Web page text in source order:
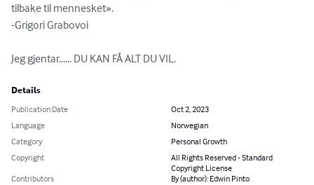
tilbake til mennesket».
-Grigori Grabovoi
Jeg gjentar...... DU KAN FÅ ALT DU VIL.
Details
Publication Date
Oct 2, 2023
Language
Norwegian
Category
Personal Growth
Copyright
All Rights Reserved - Standard
Copyright License
Contributors
By (author): Edwin Pinto